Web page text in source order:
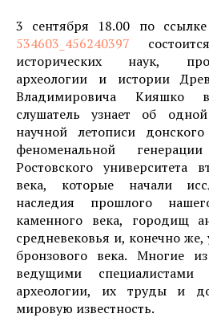
3 сентября 18.00 по ссылке
534603_456240397
исторических наук,
археологии и истории
Владимировича Кияшко
слушатель узнает об
научной летописи
феноменальной генерации
Ростовского университета
века, которые начали
наследия прошлого
каменного века, городищ
средневековья и, конечно
бронзового века. Многие
ведущими
археологии, их труды и
мировую известность.